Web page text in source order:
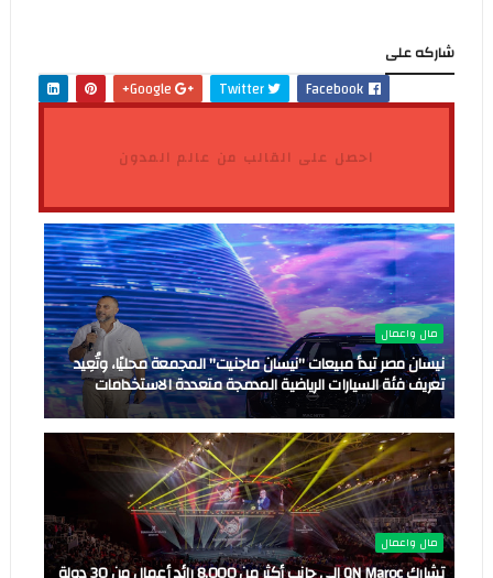
شاركه على
Facebook
Twitter
احصل على القالب من عالم المدون
مال واعمال
نيسان مصر تبدأ مبيعات "نيسان ماجنيت" المجمعة محليًا، وتُعِيد
تعريف فئة السيارات الرياضية المدمجة متعددة الاستخدامات
مال واعمال